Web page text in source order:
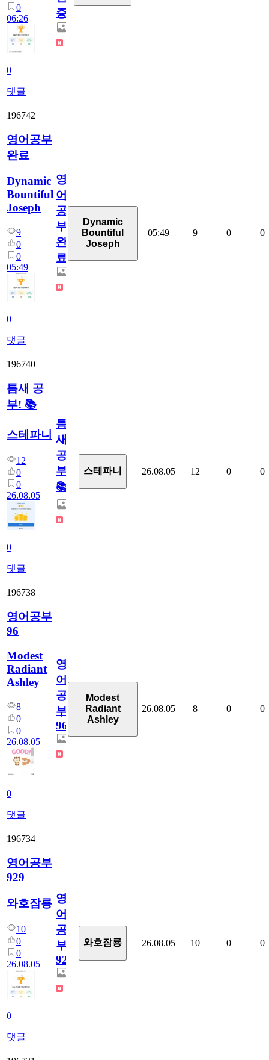
0
06:26
0
댓글
증
196742
영어공부
완료
Dynamic
Bountiful
Joseph
9
0
0
05:49
0
댓글
영
어
공
부
완
료
Dynamic
Bountiful
Joseph
05:49 9 0 0
196740
틈새 공
부! 📚
스테파니
12
0
0
26.08.05
0
댓글
틈
새
공
부!
📚
스테파니 26.08.05 12 0 0
196738
영어공부
96
Modest
Radiant
Ashley
8
0
0
26.08.05
0
댓글
영
어
공
부
96
Modest
Radiant
Ashley
26.08.05 8 0 0
196734
영어공부
929
와호잠룡
10
0
0
26.08.05
0
댓글
영
어
공
부
929
와호잠룡 26.08.05 10 0 0